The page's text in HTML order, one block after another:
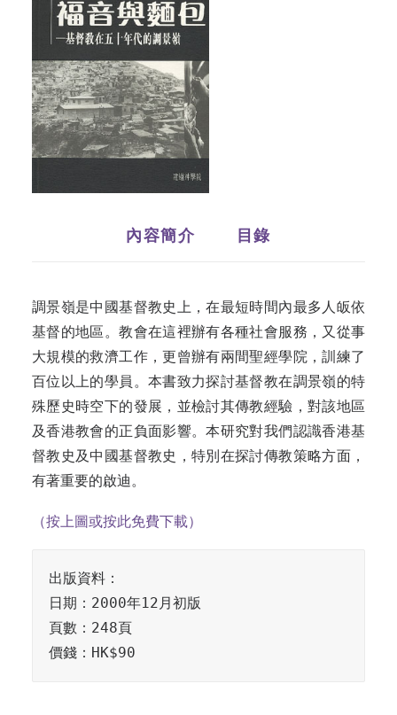
內容簡介 目錄
調景嶺是中國基督教史上，在最短時間內最多人皈依
基督的地區。教會在這裡辦有各種社會服務，又從事
大規模的救濟工作，更曾辦有兩間聖經學院，訓練了
百位以上的學員。本書致力探討基督教在調景嶺的特
殊歷史時空下的發展，並檢討其傳教經驗，對該地區
及香港教會的正負面影響。本研究對我們認識香港基
督教史及中國基督教史，特別在探討傳教策略方面，
有著重要的啟迪。
（按上圖或按此免費下載）
出版資料：
日期：2000年12月初版
頁數：248頁
價錢：HK$90